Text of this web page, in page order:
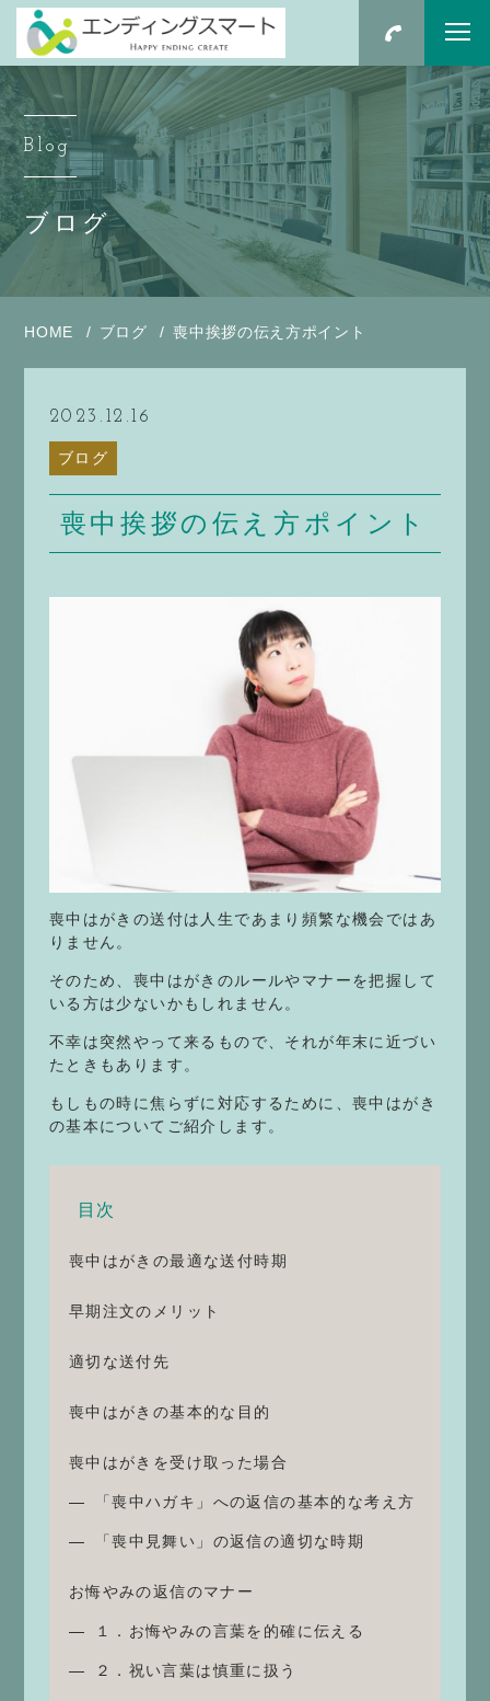
Blog
ブログ
HOME ブログ 喪中挨拶の伝え方ポイント
2023.12.16
ブログ
喪中挨拶の伝え方ポイント
喪中はがきの送付は人生であまり頻繁な機会ではあ
りません。
そのため、喪中はがきのルールやマナーを把握して
いる方は少ないかもしれません。
不幸は突然やって来るもので、それが年末に近づい
たときもあります。
もしもの時に焦らずに対応するために、喪中はがき
の基本についてご紹介します。
目次
喪中はがきの最適な送付時期
早期注文のメリット
適切な送付先
喪中はがきの基本的な目的
喪中はがきを受け取った場合
「喪中ハガキ」への返信の基本的な考え方
「喪中見舞い」の返信の適切な時期
お悔やみの返信のマナー
１．お悔やみの言葉を的確に伝える
２．祝い言葉は慎重に扱う